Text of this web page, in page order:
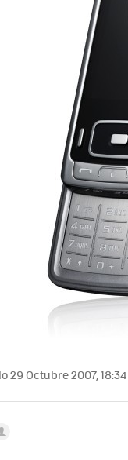
29 Octubre 2007, 18:34